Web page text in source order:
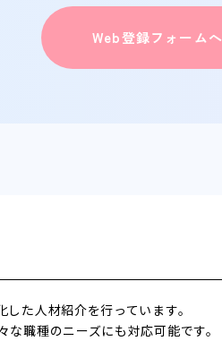
Web登録フォームへ
た人材紹介を行っています。
職種のニーズにも対応可能です。